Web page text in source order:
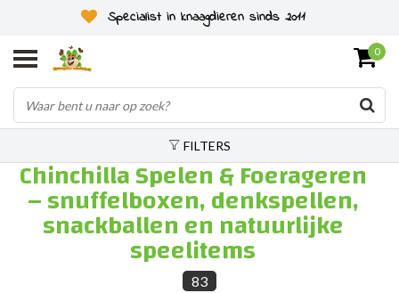
Specialist in knaagdieren sinds 2011
0
FILTERS
Chinchilla Spelen & Foerageren
– snuffelboxen, denkspellen,
snackballen en natuurlijke
speelitems
83